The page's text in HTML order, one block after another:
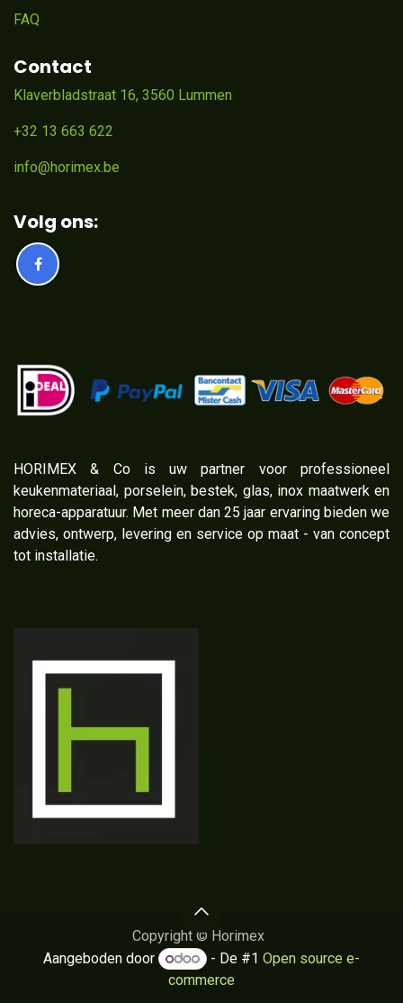
FAQ
Contact
Klaverbladstraat 16, 3560 Lummen
+32 13 663 622
info@horimex.be
Volg ons:
​HORIMEX & Co is uw partner voor professioneel
keukenmateriaal, porselein, bestek, glas, inox maatwerk en
horeca-apparatuur. Met meer dan 25 jaar ervaring bieden we
advies, ontwerp, levering en service op maat - van concept
tot installatie.
Copyright © Horimex
Aangeboden door
- De #1Open source e-
commerce